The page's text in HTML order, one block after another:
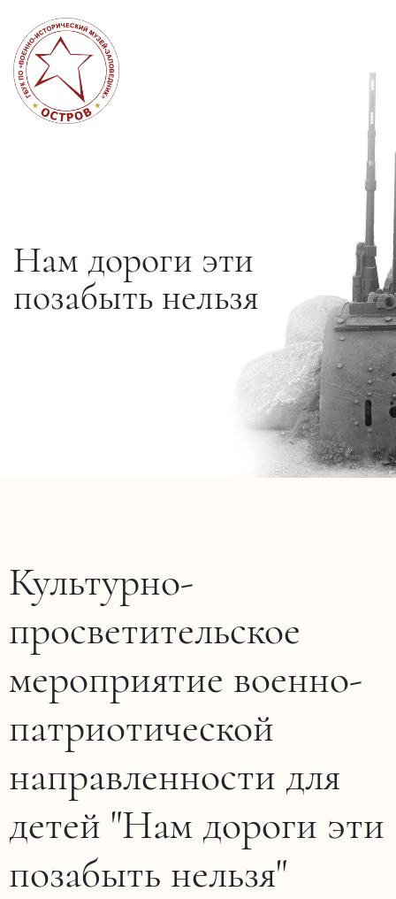
Нам дороги эти
позабыть нельзя
Культурно-
просветительское
мероприятие военно-
патриотической
направленности для
детей "Нам дороги эти
позабыть нельзя"